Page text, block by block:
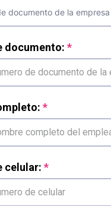
documento:
celular: